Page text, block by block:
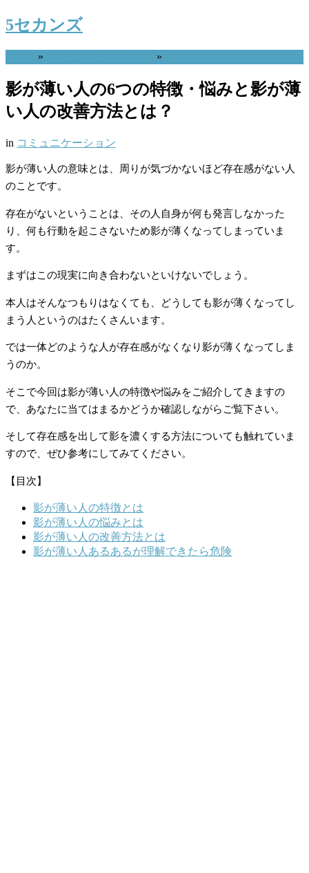
5セカンズ
» »
影が薄い人の6つの特徴・悩みと影が薄
い人の改善方法とは？
in コミュニケーション
影が薄い人の意味とは、周りが気づかないほど存在感がない人
のことです。
存在がないということは、その人自身が何も発言しなかった
り、何も行動を起こさないため影が薄くなってしまっていま
す。
まずはこの現実に向き合わないといけないでしょう。
本人はそんなつもりはなくても、どうしても影が薄くなってし
まう人というのはたくさんいます。
では一体どのような人が存在感がなくなり影が薄くなってしま
うのか。
そこで今回は影が薄い人の特徴や悩みをご紹介してきますの
で、あなたに当てはまるかどうか確認しながらご覧下さい。
そして存在感を出して影を濃くする方法についても触れていま
すので、ぜひ参考にしてみてください。
【目次】
影が薄い人の特徴とは
影が薄い人の悩みとは
影が薄い人の改善方法とは
影が薄い人あるあるが理解できたら危険